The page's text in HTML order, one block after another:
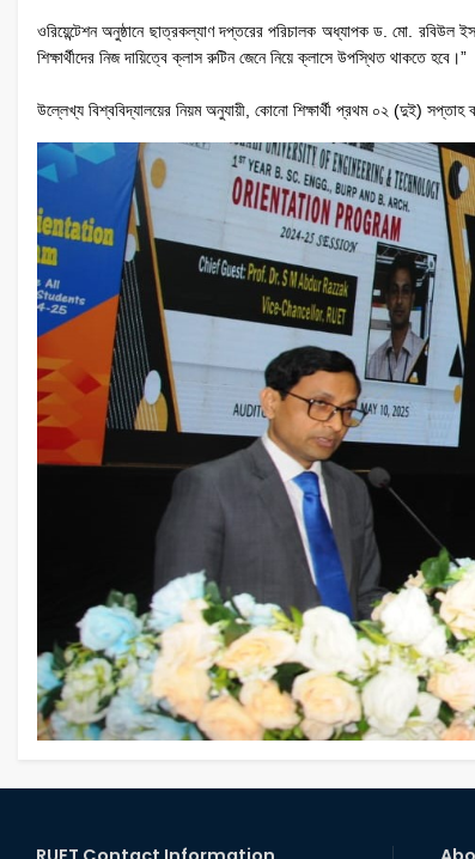
ওরিয়েন্টেশন অনুষ্ঠানে ছাত্রকল্যাণ দপ্তরের পরিচালক অধ্যাপক ড. মো. রবিউল
শিক্ষার্থীদের নিজ দায়িত্বে ক্লাস রুটিন জেনে নিয়ে ক্লাসে উপস্থিত থাকতে হবে।”
উল্লেখ্য বিশ্ববিদ্যালয়ের নিয়ম অনুযায়ী, কোনো শিক্ষার্থী প্রথম ০২ (দুই)